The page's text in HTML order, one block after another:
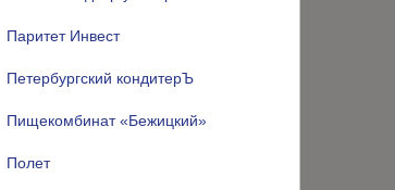
Паритет Инвест
Петербургский кондитерЪ
Пищекомбинат «Бежицкий»
Полет